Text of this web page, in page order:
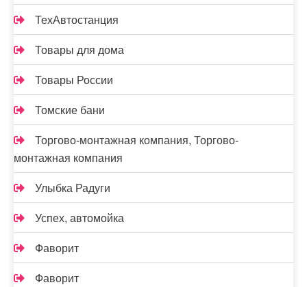
ТехАвтостанция
Товары для дома
Товары России
Томские бани
Торгово-монтажная компания, Торгово-
монтажная компания
Улыбка Радуги
Успех, автомойка
Фаворит
Фаворит